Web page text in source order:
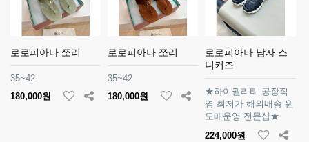
로로피아나 쪼리
35~42
180,000원
로로피아나 쪼리
35~42
180,000원
로로피아나 남자 스
니커즈
★하이퀄리티 공장직
영 최저가 해외배송 원
도매운영 전문샵★
224,000원